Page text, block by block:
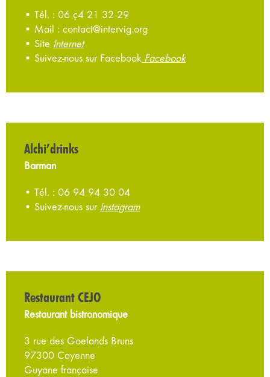
• Tél. : 06 ç4 21 32 29
• Mail : contact@intervig.org
• Site Internet
• Suivez-nous sur Facebook Facebook
Alchi’drinks
Barman
• Tél. : 06 94 94 30 04
• Suivez-nous sur Instagram
Restaurant CEJO
Restaurant bistronomique
3 rue des Goelands Bruns
97300 Cayenne
Guyane française